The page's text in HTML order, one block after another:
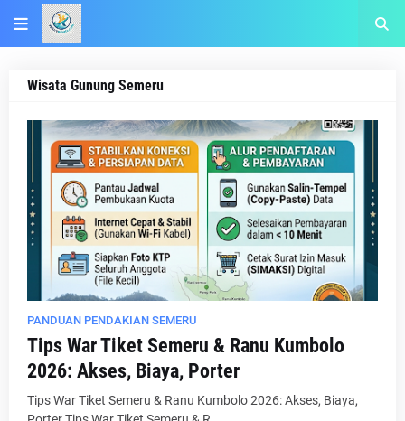
Wisata Gunung Semeru
PANDUAN PENDAKIAN SEMERU
Tips War Tiket Semeru & Ranu Kumbolo
2026: Akses, Biaya, Porter
Tips War Tiket Semeru & Ranu Kumbolo 2026: Akses, Biaya,